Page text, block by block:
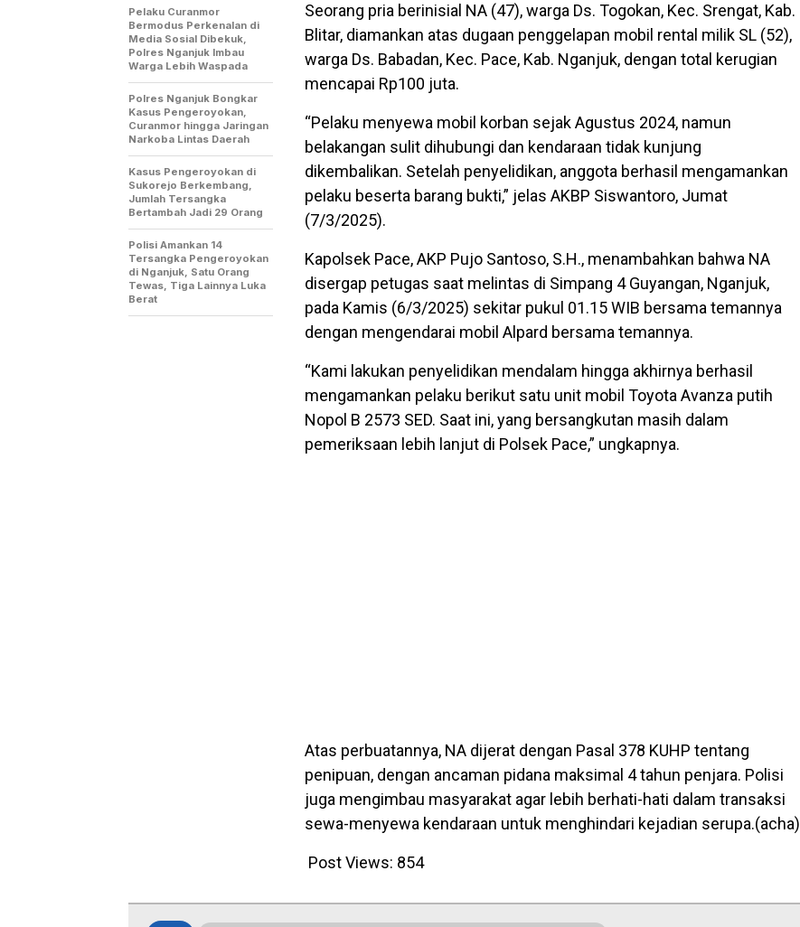
Seorang pria berinisial NA (47), warga Ds. Togokan, Kec. Srengat, Kab.
Blitar, diamankan atas dugaan penggelapan mobil rental milik SL (52),
warga Ds. Babadan, Kec. Pace, Kab. Nganjuk, dengan total kerugian
mencapai Rp100 juta.
“Pelaku menyewa mobil korban sejak Agustus 2024, namun
belakangan sulit dihubungi dan kendaraan tidak kunjung
dikembalikan. Setelah penyelidikan, anggota berhasil mengamankan
pelaku beserta barang bukti,” jelas AKBP Siswantoro, Jumat
(7/3/2025).
Kapolsek Pace, AKP Pujo Santoso, S.H., menambahkan bahwa NA
disergap petugas saat melintas di Simpang 4 Guyangan, Nganjuk,
pada Kamis (6/3/2025) sekitar pukul 01.15 WIB bersama temannya
dengan mengendarai mobil Alpard bersama temannya.
“Kami lakukan penyelidikan mendalam hingga akhirnya berhasil
mengamankan pelaku berikut satu unit mobil Toyota Avanza putih
Nopol B 2573 SED. Saat ini, yang bersangkutan masih dalam
pemeriksaan lebih lanjut di Polsek Pace,” ungkapnya.
Atas perbuatannya, NA dijerat dengan Pasal 378 KUHP tentang
penipuan, dengan ancaman pidana maksimal 4 tahun penjara. Polisi
juga mengimbau masyarakat agar lebih berhati-hati dalam transaksi
sewa-menyewa kendaraan untuk menghindari kejadian serupa.(acha)
Post Views: 854
Pelaku Curanmor
Bermodus Perkenalan di
Media Sosial Dibekuk,
Polres Nganjuk Imbau
Warga Lebih Waspada
Polres Nganjuk Bongkar
Kasus Pengeroyokan,
Curanmor hingga Jaringan
Narkoba Lintas Daerah
Kasus Pengeroyokan di
Sukorejo Berkembang,
Jumlah Tersangka
Bertambah Jadi 29 Orang
Polisi Amankan 14
Tersangka Pengeroyokan
di Nganjuk, Satu Orang
Tewas, Tiga Lainnya Luka
Berat